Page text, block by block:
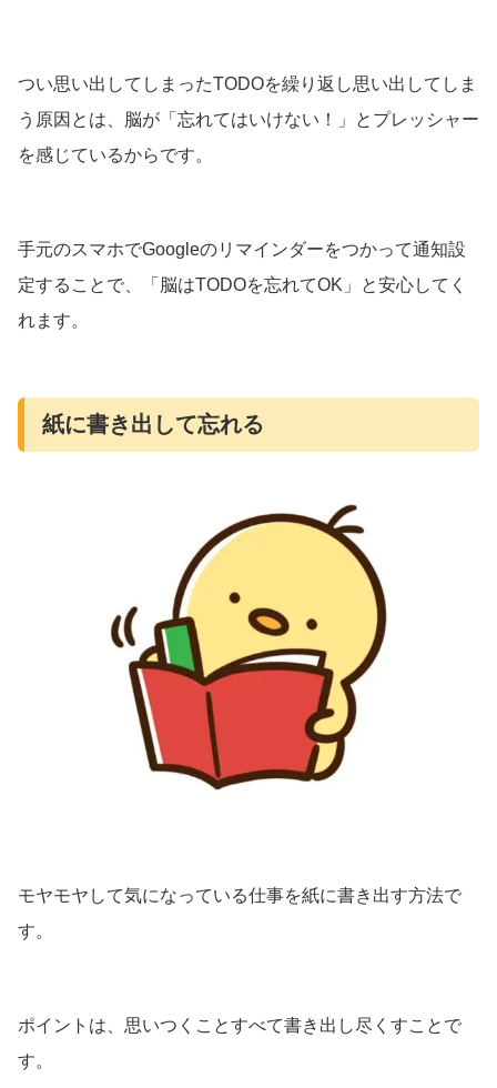
つい思い出してしまったTODOを繰り返し思い出してしま
う原因とは、脳が「忘れてはいけない！」とプレッシャー
を感じているからです。
手元のスマホでGoogleのリマインダーをつかって通知設
定することで、「脳はTODOを忘れてOK」と安心してく
れます。
紙に書き出して忘れる
モヤモヤして気になっている仕事を紙に書き出す方法で
す。
ポイントは、思いつくことすべて書き出し尽くすことで
す。